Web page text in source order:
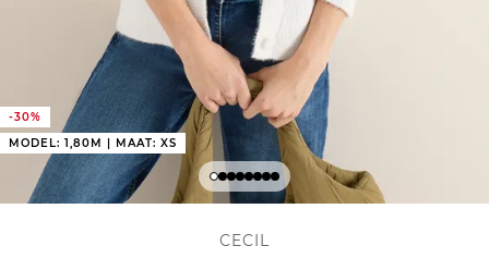
-30%
MODEL: 1,80M | MAAT: XS
CECIL